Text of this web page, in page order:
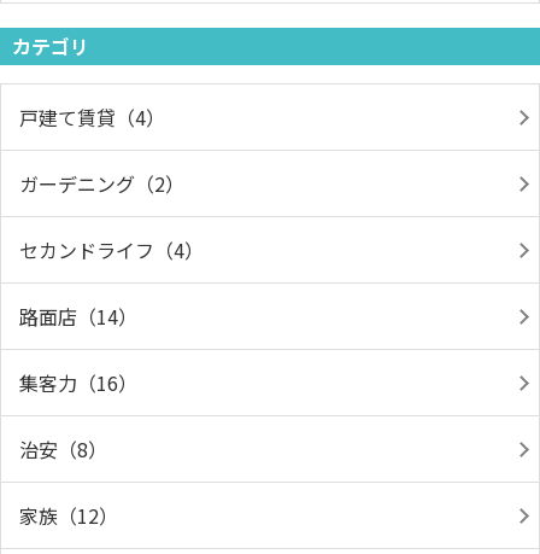
カテゴリ
戸建て賃貸（4）
ガーデニング（2）
セカンドライフ（4）
路面店（14）
集客力（16）
治安（8）
家族（12）